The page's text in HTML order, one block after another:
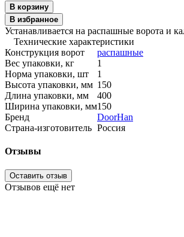
В корзину
В избранное
Устанавливается на распашные ворота и
Технические характеристики
Конструкция ворот
распашные
Вес упаковки, кг
1
Норма упаковки, шт
1
Высота упаковки, мм 150
Длина упаковки, мм
400
Ширина упаковки, мм150
Бренд
DoorHan
Страна-изготовитель Россия
Отзывы
Оставить отзыв
Отзывов ещё нет